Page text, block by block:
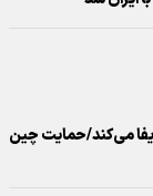
می‌کند/حمایت چین